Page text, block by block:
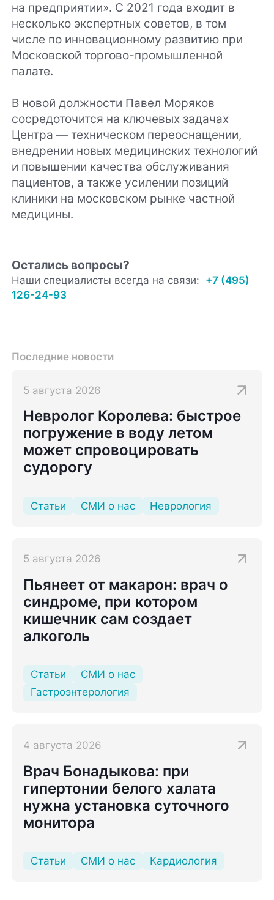
на предприятии». С 2021 года входит в
несколько экспертных советов, в том
числе по инновационному развитию при
Московской торгово-промышленной
палате.
В новой должности Павел Моряков
сосредоточится на ключевых задачах
Центра — техническом переоснащении,
внедрении новых медицинских технологий
и повышении качества обслуживания
пациентов, а также усилении позиций
клиники на московском рынке частной
медицины.
Остались вопросы?
Наши специалисты всегда на связи: +7 (495)
126-24-93
Последние новости
5 августа 2026
Невролог Королева: быстрое
погружение в воду летом
может спровоцировать
судорогу
Статьи СМИ о нас Неврология
5 августа 2026
Пьянеет от макарон: врач о
синдроме, при котором
кишечник сам создает
алкоголь
Статьи
СМИ о нас
Гастроэнтерология
4 августа 2026
Врач Бонадыкова: при
гипертонии белого халата
нужна установка суточного
монитора
Статьи СМИ о нас Кардиология